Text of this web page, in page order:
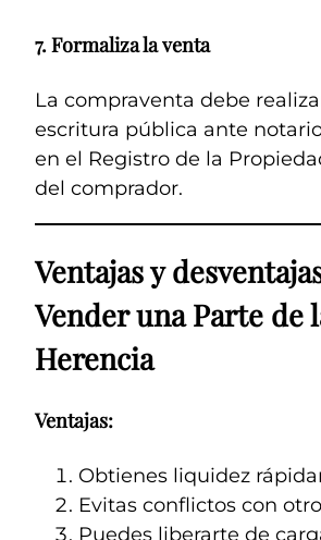
7.Formaliza la venta
La compraventa debe
escritura pública ante
en el Registro de la
del comprador.
Ventajas y
Vender una Parte de
Herencia
Ventajas:
Obtienes liquidez
Evitas conflictos con
Puedes liberarte de